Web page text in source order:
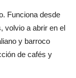
Funciona desde
volvio a abrir en el
y barroco
de cafés y